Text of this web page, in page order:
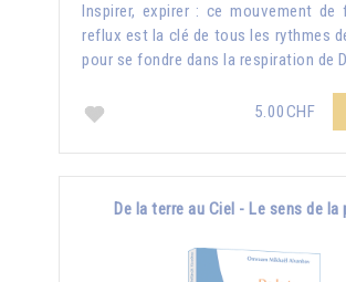
Inspirer, expirer : ce mouvement de
reflux est la clé de tous les rythmes
pour se fondre dans la respiration de
5.00CHF
De la terre au Ciel - Le sens de la